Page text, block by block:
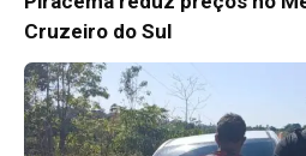
Cruzeiro do Sul